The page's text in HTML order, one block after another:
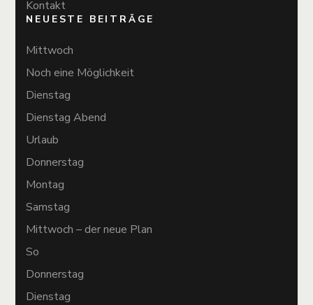
Kontakt
NEUESTE BEITRÄGE
Mittwoch
Noch eine Möglichkeit
Dienstag
Dienstag Abend
Urlaub
Donnerstag
Montag
Samstag
Mittwoch – der neue Plan
So
Donnerstag
Dienstag